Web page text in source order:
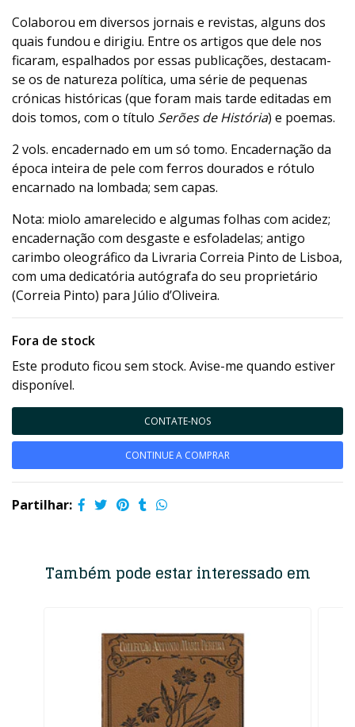
Colaborou em diversos jornais e revistas, alguns dos
quais fundou e dirigiu. Entre os artigos que dele nos
ficaram, espalhados por essas publicações, destacam-
se os de natureza política, uma série de pequenas
crónicas históricas (que foram mais tarde editadas em
dois tomos, com o título Serões de História) e poemas.
2 vols. encadernado em um só tomo. Encadernação da
época inteira de pele com ferros dourados e rótulo
encarnado na lombada; sem capas.
Nota: miolo amarelecido e algumas folhas com acidez;
encadernação com desgaste e esfoladelas; antigo
carimbo oleográfico da Livraria Correia Pinto de Lisboa,
com uma dedicatória autógrafa do seu proprietário
(Correia Pinto) para Júlio d’Oliveira.
Fora de stock
Este produto ficou sem stock. Avise-me quando estiver
disponível.
CONTATE-NOS
CONTINUE A COMPRAR
Partilhar:
Também pode estar interessado em